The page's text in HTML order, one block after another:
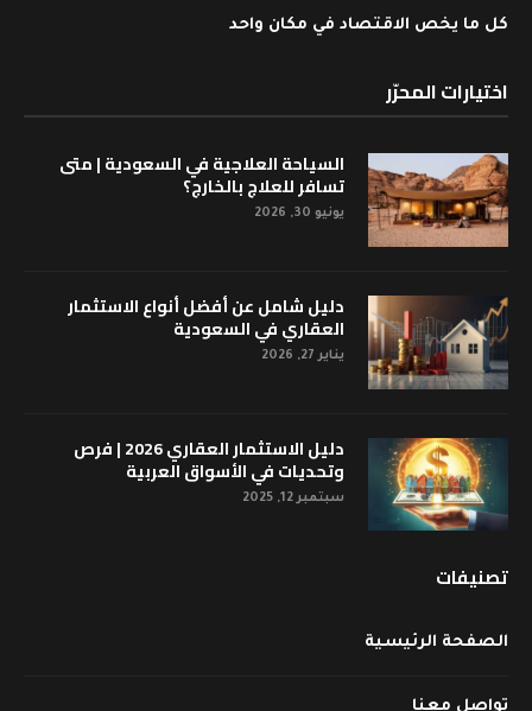
كل ما يخص الاقتصاد في مكان واحد
اختيارات المحرّر
السياحة العلاجية في السعودية | متى
تسافر للعلاج بالخارج؟
يونيو 30, 2026
دليل شامل عن أفضل أنواع الاستثمار
العقاري في السعودية
يناير 27, 2026
دليل الاستثمار العقاري 2026 | فرص
وتحديات في الأسواق العربية
سبتمبر 12, 2025
تصنيفات
الصفحة الرئيسية
تواصل معنا